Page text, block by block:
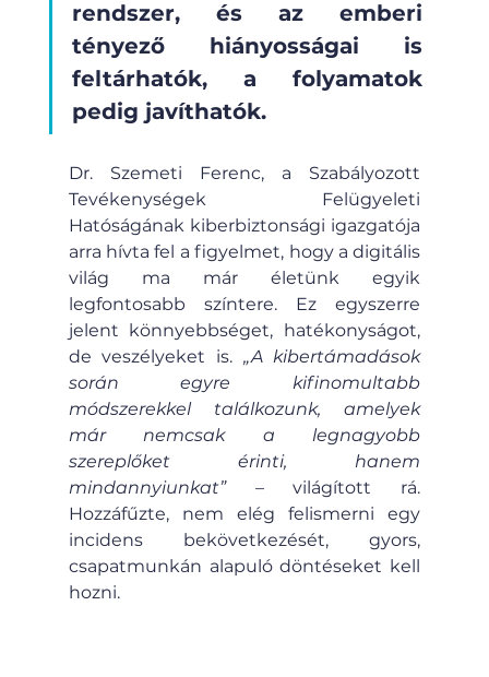
rendszer, és az emberi
tényező hiányosságai is
feltárhatók, a folyamatok
pedig javíthatók.
Dr. Szemeti Ferenc, a Szabályozott
Tevékenységek Felügyeleti
Hatóságának kiberbiztonsági igazgatója
arra hívta fel a figyelmet, hogy a digitális
világ ma már életünk egyik
legfontosabb színtere. Ez egyszerre
jelent könnyebbséget, hatékonyságot,
de veszélyeket is. „A kibertámadások
során egyre kifinomultabb
módszerekkel találkozunk, amelyek
már nemcsak a legnagyobb
szereplőket érinti, hanem
mindannyiunkat” – világított rá.
Hozzáfűzte, nem elég felismerni egy
incidens bekövetkezését, gyors,
csapatmunkán alapuló döntéseket kell
hozni.